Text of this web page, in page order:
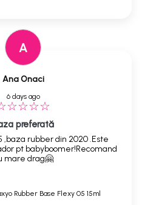
A
Ana Onaci
6 days ago
preferată
,baza rubber din 2020 .Este
pt babyboomer!Recomand
mare drag🤗
Rubber Base Flexy 05 15ml